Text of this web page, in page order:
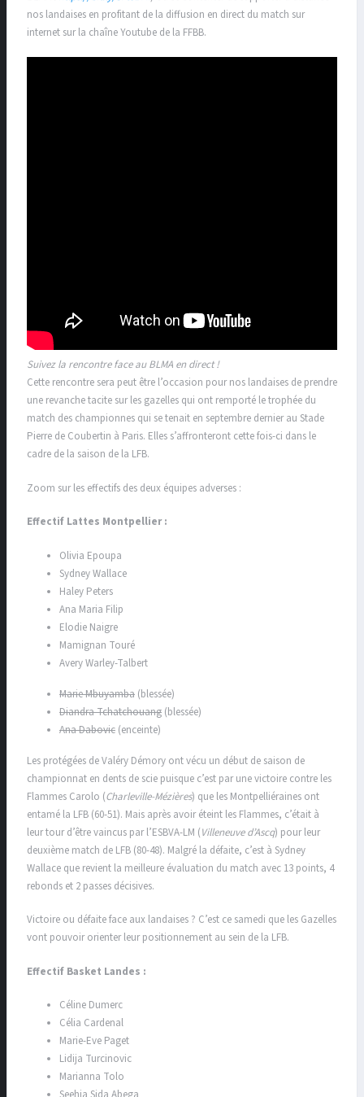
nos landaises en profitant de la diffusion en direct du match sur
internet sur la chaîne Youtube de la FFBB.
Suivez la rencontre face au BLMA en direct !
Cette rencontre sera peut être l’occasion pour nos landaises de prendre
une revanche tacite sur les gazelles qui ont remporté le trophée du
match des championnes qui se tenait en septembre dernier au Stade
Pierre de Coubertin à Paris. Elles s’affronteront cette fois-ci dans le
cadre de la saison de la LFB.
Zoom sur les effectifs des deux équipes adverses :
Effectif Lattes Montpellier :
Olivia Epoupa
Sydney Wallace
Haley Peters
Ana Maria Filip
Elodie Naigre
Mamignan Touré
Avery Warley-Talbert
Marie Mbuyamba (blessée)
Diandra Tchatchouang (blessée)
Ana Dabovic (enceinte)
Les protégées de Valéry Démory ont vécu un début de saison de
championnat en dents de scie puisque c’est par une victoire contre les
Flammes Carolo (Charleville-Mézières) que les Montpelliéraines ont
entamé la LFB (60-51). Mais après avoir éteint les Flammes, c’était à
leur tour d’être vaincus par l’ESBVA-LM (Villeneuve d’Ascq) pour leur
deuxième match de LFB (80-48). Malgré la défaite, c’est à Sydney
Wallace que revient la meilleure évaluation du match avec 13 points, 4
rebonds et 2 passes décisives.
Victoire ou défaite face aux landaises ? C’est ce samedi que les Gazelles
vont pouvoir orienter leur positionnement au sein de la LFB.
Effectif Basket Landes :
Céline Dumerc
Célia Cardenal
Marie-Eve Paget
Lidija Turcinovic
Marianna Tolo